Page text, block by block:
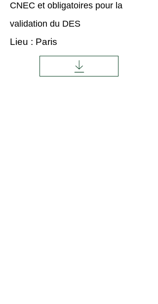
CNEC et obligatoires pour la
validation du DES
Lieu : Paris